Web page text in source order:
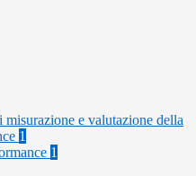
misurazione e valutazione della
1
1